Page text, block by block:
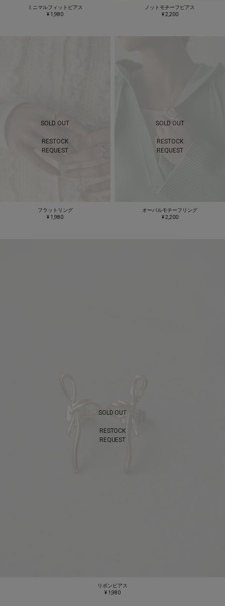
ミニマルフィットピアス
¥ 1,980
ノットモチーフピアス
¥ 2,200
SOLD OUT
RESTOCK
REQUEST
フラットリング
¥ 1,980
SOLD OUT
RESTOCK
REQUEST
オーバルモチーフリング
¥ 2,200
SOLD OUT
RESTOCK
REQUEST
リボンピアス
¥ 1,980